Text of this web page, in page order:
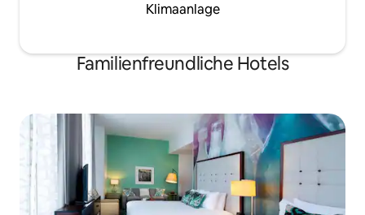
Klimaanlage
Familienfreundliche Hotels